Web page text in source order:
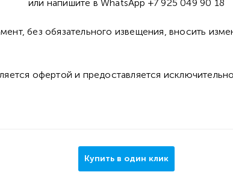
или напишите в WhatsApp +7 925 049 90 18
без обязательного извещения, вносить
офертой и предоставляется
Купить в один клик